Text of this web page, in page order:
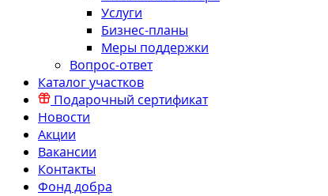
Услуги
Бизнес-планы
Меры поддержки
Вопрос-ответ
Каталог участков
Подарочный сертификат
Новости
Акции
Вакансии
Контакты
Фонд добра